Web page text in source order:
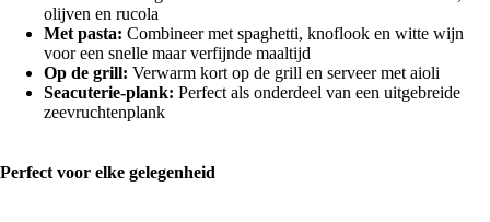
olijven en rucola
Met pasta: Combineer met spaghetti, knoflook en witte wijn
voor een snelle maar verfijnde maaltijd
Op de grill: Verwarm kort op de grill en serveer met aioli
Seacuterie-plank: Perfect als onderdeel van een uitgebreide
zeevruchtenplank
Perfect voor elke gelegenheid